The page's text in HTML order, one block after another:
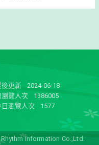
後更新
2024-06-18
瀏覽人次
1386005
日瀏覽人次
1577
Information Co.,Ltd.